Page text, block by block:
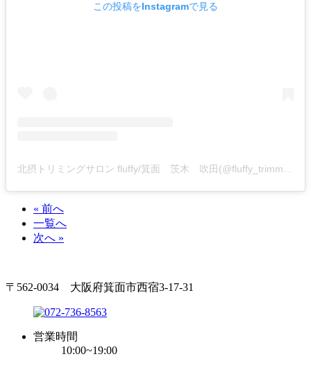
この投稿をInstagramで見る
北摂トリミングサロン fluffy/箕面 茨木 吹田(@fluffy_trimming)がシェアした投稿
« 前へ
一覧へ
次へ »
〒562-0034 大阪府箕面市西宿3-17-31
営業時間
10:00~19:00